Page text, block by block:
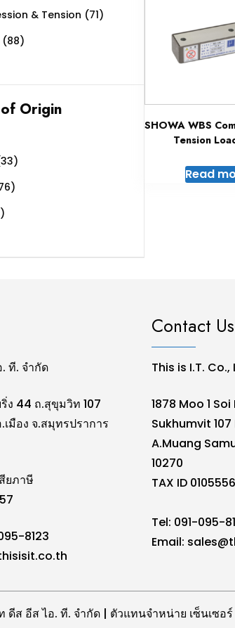
SHOWA WBS
Tension
Read
& Tension (71)
(88)
Origin
ที. จำกัด
ง 44 ถ.สุขุมวิท 107
เมือง จ.สมุทรปราการ
ยภาษี
8123
Contact Us
This is I.T. Co.,
1878 Moo 1
Sukhumvit
A.Muang
10270
TAX ID
Tel: 091-095-
Email:
ดีส อีส ไอ. ที. จำกัด | ตัวแทนจำหน่าย เซ็นเ